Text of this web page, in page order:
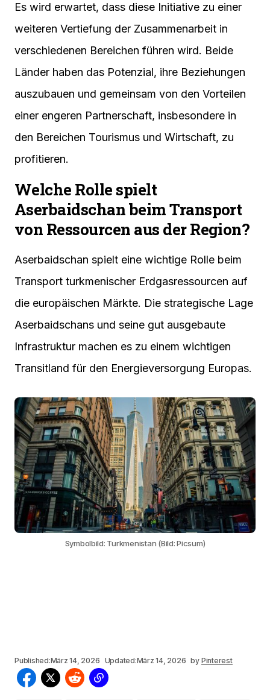
Es wird erwartet, dass diese Initiative zu einer
weiteren Vertiefung der Zusammenarbeit in
verschiedenen Bereichen führen wird. Beide
Länder haben das Potenzial, ihre Beziehungen
auszubauen und gemeinsam von den Vorteilen
einer engeren Partnerschaft, insbesondere in
den Bereichen Tourismus und Wirtschaft, zu
profitieren.
Welche Rolle spielt
Aserbaidschan beim Transport
von Ressourcen aus der Region?
Aserbaidschan spielt eine wichtige Rolle beim
Transport turkmenischer Erdgasressourcen auf
die europäischen Märkte. Die strategische Lage
Aserbaidschans und seine gut ausgebaute
Infrastruktur machen es zu einem wichtigen
Transitland für den Energieversorgung Europas.
Symbolbild: Turkmenistan (Bild: Picsum)
Published:März 14, 2026 Updated:März 14, 2026 by Pinterest